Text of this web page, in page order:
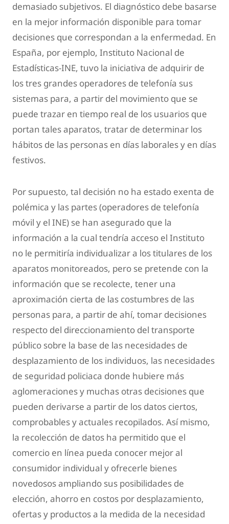
demasiado subjetivos. El diagnóstico debe basarse
en la mejor información disponible para tomar
decisiones que correspondan a la enfermedad. En
España, por ejemplo, Instituto Nacional de
Estadísticas-INE, tuvo la iniciativa de adquirir de
los tres grandes operadores de telefonía sus
sistemas para, a partir del movimiento que se
puede trazar en tiempo real de los usuarios que
portan tales aparatos, tratar de determinar los
hábitos de las personas en días laborales y en días
festivos.
Por supuesto, tal decisión no ha estado exenta de
polémica y las partes (operadores de telefonía
móvil y el INE) se han asegurado que la
información a la cual tendría acceso el Instituto
no le permitiría individualizar a los titulares de los
aparatos monitoreados, pero se pretende con la
información que se recolecte, tener una
aproximación cierta de las costumbres de las
personas para, a partir de ahí, tomar decisiones
respecto del direccionamiento del transporte
público sobre la base de las necesidades de
desplazamiento de los individuos, las necesidades
de seguridad policiaca donde hubiere más
aglomeraciones y muchas otras decisiones que
pueden derivarse a partir de los datos ciertos,
comprobables y actuales recopilados. Así mismo,
la recolección de datos ha permitido que el
comercio en línea pueda conocer mejor al
consumidor individual y ofrecerle bienes
novedosos ampliando sus posibilidades de
elección, ahorro en costos por desplazamiento,
ofertas y productos a la medida de la necesidad